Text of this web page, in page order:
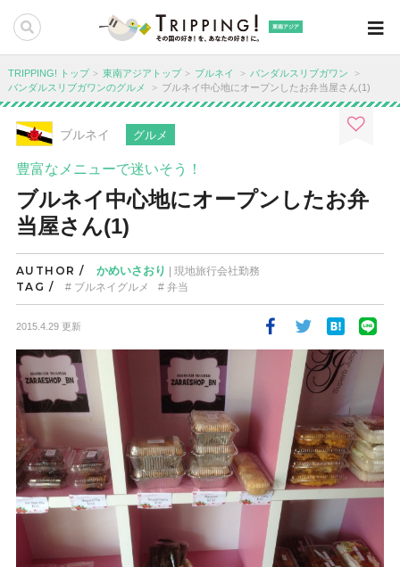
東南アジア
TRIPPING! トップ 東南アジアトップ ブルネイ
バンダルスリブガワン
バンダルスリブガワンのグルメ
ブルネイ中心地にオープンしたお弁当屋さん(1)
ブルネイ グルメ
豊富なメニューで迷いそう！
ブルネイ中心地にオープンしたお弁
当屋さん(1)
AUTHOR / かめいさおり | 現地旅行会社勤務
TAG / ブルネイグルメ 弁当
2015.4.29 更新